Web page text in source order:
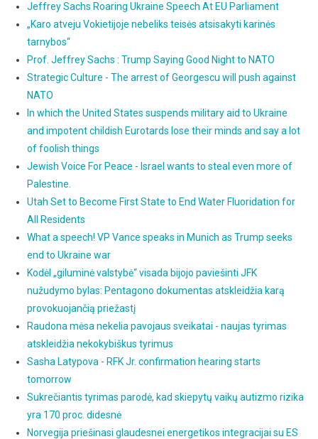
Jeffrey Sachs Roaring Ukraine Speech At EU Parliament
„Karo atveju Vokietijoje nebeliks teisės atsisakyti karinės
tarnybos“
Prof. Jeffrey Sachs : Trump Saying Good Night to NATO
Strategic Culture - The arrest of Georgescu will push against
NATO
In which the United States suspends military aid to Ukraine
and impotent childish Eurotards lose their minds and say a lot
of foolish things
Jewish Voice For Peace - Israel wants to steal even more of
Palestine.
Utah Set to Become First State to End Water Fluoridation for
All Residents
What a speech! VP Vance speaks in Munich as Trump seeks
end to Ukraine war
Kodėl „giluminė valstybė“ visada bijojo paviešinti JFK
nužudymo bylas: Pentagono dokumentas atskleidžia karą
provokuojančią priežastį
Raudona mėsa nekelia pavojaus sveikatai - naujas tyrimas
atskleidžia nekokybiškus tyrimus
Sasha Latypova - RFK Jr. confirmation hearing starts
tomorrow
Sukrečiantis tyrimas parodė, kad skiepytų vaikų autizmo rizika
yra 170 proc. didesnė
Norvegija priešinasi glaudesnei energetikos integracijai su ES